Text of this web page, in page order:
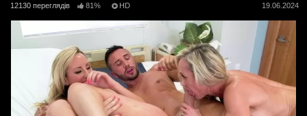
12130 переглядів 81% HD 19.06.2024